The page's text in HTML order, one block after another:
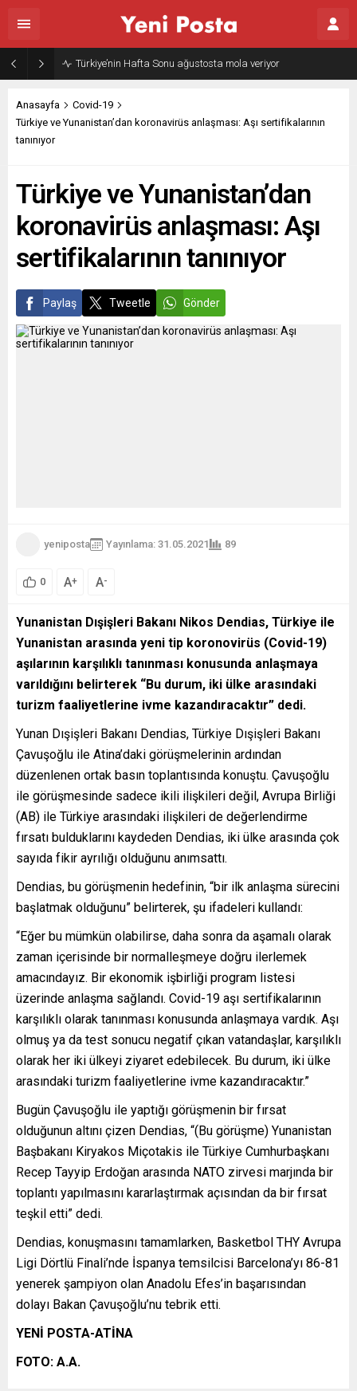
Türkiye’nin Hafta Sonu ağustosta mola veriyor
Anasayfa
Covid-19
Türkiye ve Yunanistan’dan koronavirüs anlaşması: Aşı sertifikalarının
tanınıyor
Türkiye ve Yunanistan’dan
koronavirüs anlaşması: Aşı
sertifikalarının tanınıyor
Paylaş Tweetle Gönder
yeniposta Yayınlama: 31.05.2021 89
0 A+ A-
Yunanistan Dışişleri Bakanı Nikos Dendias, Türkiye ile
Yunanistan arasında yeni tip koronovirüs (Covid-19)
aşılarının karşılıklı tanınması konusunda anlaşmaya
varıldığını belirterek “Bu durum, iki ülke arasındaki
turizm faaliyetlerine ivme kazandıracaktır” dedi.
Yunan Dışişleri Bakanı Dendias, Türkiye Dışişleri Bakanı
Çavuşoğlu ile Atina’daki görüşmelerinin ardından
düzenlenen ortak basın toplantısında konuştu. Çavuşoğlu
ile görüşmesinde sadece ikili ilişkileri değil, Avrupa Birliği
(AB) ile Türkiye arasındaki ilişkileri de değerlendirme
fırsatı bulduklarını kaydeden Dendias, iki ülke arasında çok
sayıda fikir ayrılığı olduğunu anımsattı.
Dendias, bu görüşmenin hedefinin, “bir ilk anlaşma sürecini
başlatmak olduğunu” belirterek, şu ifadeleri kullandı:
“Eğer bu mümkün olabilirse, daha sonra da aşamalı olarak
zaman içerisinde bir normalleşmeye doğru ilerlemek
amacındayız. Bir ekonomik işbirliği program listesi
üzerinde anlaşma sağlandı. Covid-19 aşı sertifikalarının
karşılıklı olarak tanınması konusunda anlaşmaya vardık. Aşı
olmuş ya da test sonucu negatif çıkan vatandaşlar, karşılıklı
olarak her iki ülkeyi ziyaret edebilecek. Bu durum, iki ülke
arasındaki turizm faaliyetlerine ivme kazandıracaktır.”
Bugün Çavuşoğlu ile yaptığı görüşmenin bir fırsat
olduğunun altını çizen Dendias, “(Bu görüşme) Yunanistan
Başbakanı Kiryakos Miçotakis ile Türkiye Cumhurbaşkanı
Recep Tayyip Erdoğan arasında NATO zirvesi marjında bir
toplantı yapılmasını kararlaştırmak açısından da bir fırsat
teşkil etti” dedi.
Dendias, konuşmasını tamamlarken, Basketbol THY Avrupa
Ligi Dörtlü Finali’nde İspanya temsilcisi Barcelona’yı 86-81
yenerek şampiyon olan Anadolu Efes’in başarısından
dolayı Bakan Çavuşoğlu’nu tebrik etti.
YENİ POSTA-ATİNA
FOTO: A.A.